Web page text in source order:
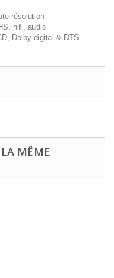
résolution
hifi, audio
Dolby digital & DTS
MÊME